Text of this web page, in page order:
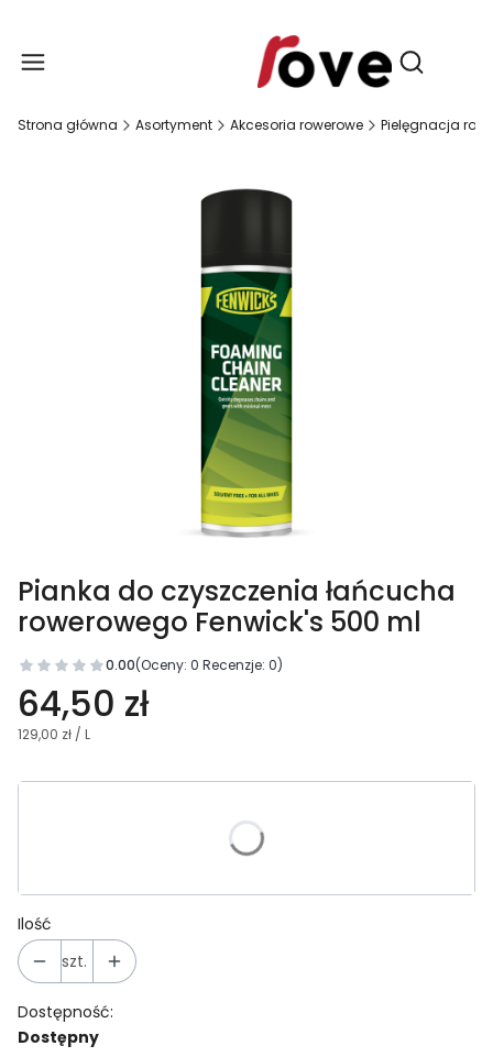
Otwórz
Strona główna Asortyment Akcesoria rowerowe Pielęgnacja
Pianka do czyszczenia łańcucha
rowerowego Fenwick's 500 ml
0.00(Oceny: 0 Recenzje: 0)
64,50 zł
129,00 zł / L
Poszczególne warianty mogą różnić się ceną
Ilość
szt.
Dostępność:
Dostępny